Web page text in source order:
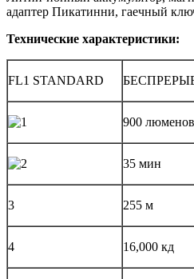
адаптер Пикатинни, гаечный
Технические характеристики:
FL1 STANDARD
900 люменов
35 мин
3 255 м
4 16,000 кд